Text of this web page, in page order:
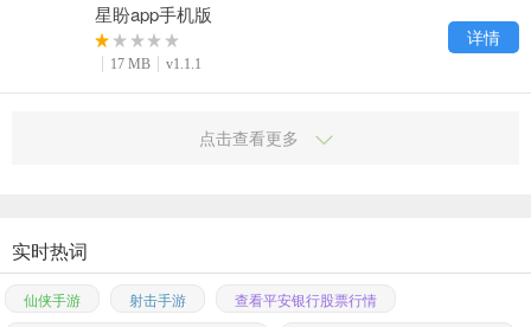
星盼app手机版
17 MB v1.1.1
详情
点击查看更多
实时热词
仙侠手游 射击手游 查看平安银行股票行情